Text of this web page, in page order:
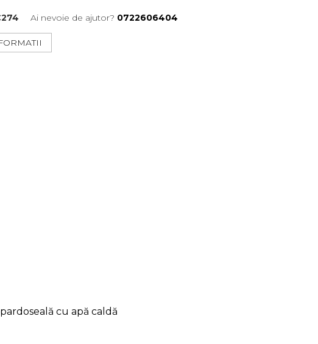
Ai nevoie de ajutor? 0722606404
cu apă caldă